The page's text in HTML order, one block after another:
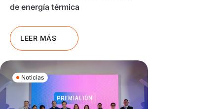
de energía térmica
LEER MÁS
Noticias